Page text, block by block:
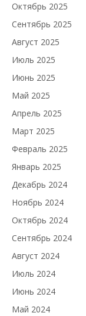
Октябрь 2025
Сентябрь 2025
Август 2025
Июль 2025
Июнь 2025
Май 2025
Апрель 2025
Март 2025
Февраль 2025
Январь 2025
Декабрь 2024
Ноябрь 2024
Октябрь 2024
Сентябрь 2024
Август 2024
Июль 2024
Июнь 2024
Май 2024